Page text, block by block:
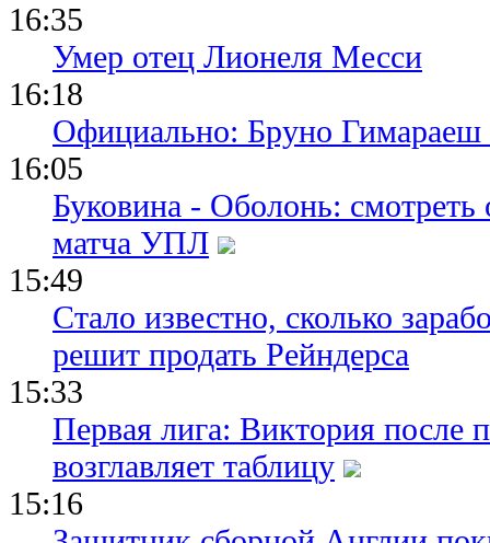
16:35
Умер отец Лионеля Месси
16:18
Официально: Бруно Гимараеш
16:05
Буковина - Оболонь:
матча УПЛ
15:49
Стало известно, сколько
решит продать Рейндерса
15:33
Первая лига: Виктория после
возглавляет таблицу
15:16